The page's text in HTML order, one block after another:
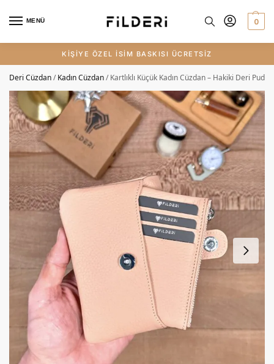
MENÜ 0
KİŞİYE ÖZEL İSİM BASKISI ÜCRETSİZ
Deri Cüzdan/Kadın Cüzdan/Kartlıklı Küçük Kadın Cüzdan – Hakiki Deri